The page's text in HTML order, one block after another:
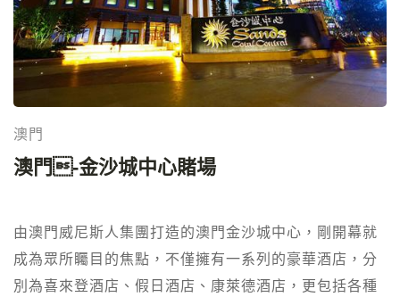
讓人逛到一個盡興，威尼斯人購物中心內的聖馬可廣場
經常舉行精彩的表演節目。 澳門威尼斯人酒店內峰景餐
廳，亦是全亞洲最大的餐廳之一。 【澳門威尼斯人賭場
酒店 資訊】1.飯店星等：✭✭✭✭✭2.地址：澳門路氹城
塡海區金光大道地段3.電話：+853 2882 88884.所在區
域：氹仔半島5.官網：
澳門
澳門-金沙城中心賭場
由澳門威尼斯人集團打造的澳門金沙城中心，剛開幕就
成為眾所矚目的焦點，不僅擁有一系列的豪華酒店，分
別為喜來登酒店、假日酒店、康萊德酒店，更包括各種